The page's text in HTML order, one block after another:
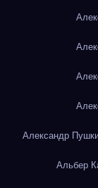
Александр
Альбер